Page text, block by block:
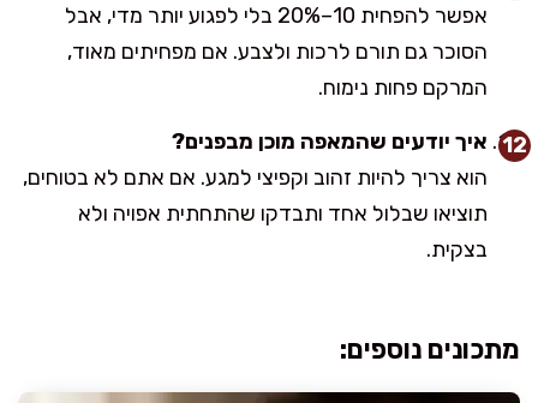
אפשר להפחית 10–20% בלי לפגוע יותר מדי, אבל
הסוכר גם תורם לרכות ולצבע. אם מפחיתים מאוד,
המרקם פחות נימוח.
איך יודעים שהמאפה מוכן מבפנים?
הוא צריך להיות זהוב וקפיצי למגע. אם אתם לא בטוחים,
תוציאו שבלול אחד ותבדקו שהתחתית אפויה ולא
בצקית.
מתכונים נוספים: